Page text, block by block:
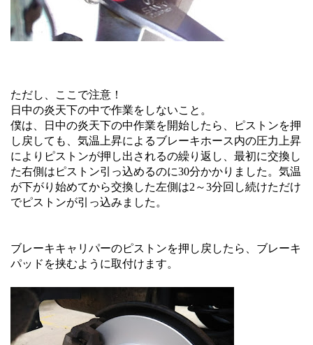
ただし、ここで注意！
日中の炎天下の中で作業をしないこと。
僕は、日中の炎天下の中作業を開始したら、ピストンを押
し戻しても、気温上昇によるブレーキホース内の圧力上昇
によりピストンが押し出されるの繰り返し、最初に交換し
た右側はピストン引っ込めるのに30分かかりました。気温
が下がり始めてから交換した左側は2～3分回し続けただけ
でピストンが引っ込みました。
ブレーキキャリパーのピストンを押し戻したら、ブレーキ
パッドを挟むように取付けます。